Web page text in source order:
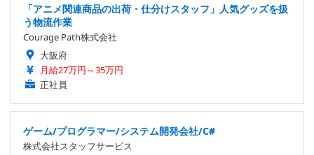
「アニメ関連商品の出荷・仕分けスタッフ」人気グッズを扱
う物流作業
Courage Path株式会社
大阪府
月給27万円～35万円
正社員
ゲーム/プログラマー/システム開発会社/C#
株式会社スタッフサービス